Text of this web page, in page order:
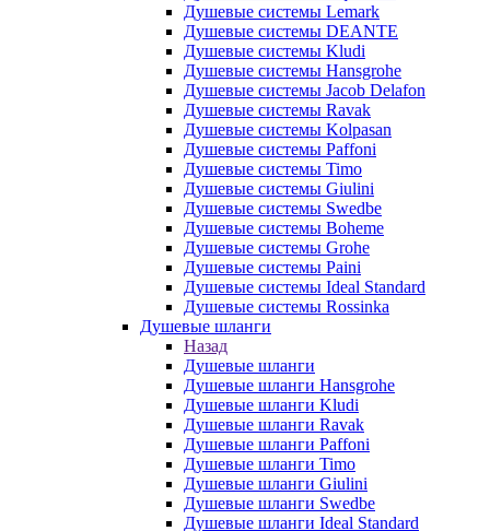
Душевые системы Lemark
Душевые системы DEANTE
Душевые системы Kludi
Душевые системы Hansgrohe
Душевые системы Jacob Delafon
Душевые системы Ravak
Душевые системы Kolpasan
Душевые системы Paffoni
Душевые системы Timo
Душевые системы Giulini
Душевые системы Swedbe
Душевые системы Boheme
Душевые системы Grohe
Душевые системы Paini
Душевые системы Ideal Standard
Душевые системы Rossinka
Душевые шланги
Назад
Душевые шланги
Душевые шланги Hansgrohe
Душевые шланги Kludi
Душевые шланги Ravak
Душевые шланги Paffoni
Душевые шланги Timo
Душевые шланги Giulini
Душевые шланги Swedbe
Душевые шланги Ideal Standard